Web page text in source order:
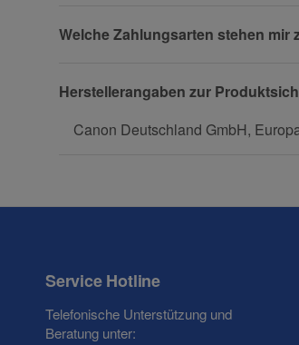
Telefon
Fax
Ihre Frage
Welche Zahlungsarten stehen mir
Herstellerangaben zur
Canon Deutschland GmbH,
Service Hotline
Telefonische Unterstützung und
Beratung unter: